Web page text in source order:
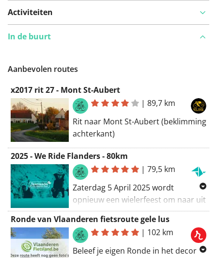
Activiteiten
In de buurt
Aanbevolen routes
x2017 rit 27 - Mont St-Aubert
|89,7 km
Rit naar Mont St-Aubert (beklimming
achterkant)
2025 - We Ride Flanders - 80km
|79,5 km
Zaterdag 5 April 2025 wordt
opnieuw een wielerfeest om naar uit
te kijken want dan kan jij, één dag
voor de profs, jouw Ronde rijden.
Afzien op de legendarische
hellingen, “dokkeren” over bekende
Ronde van Vlaanderen fietsroute gele lus
| 102 km
Beleef je eigen Ronde in het decor